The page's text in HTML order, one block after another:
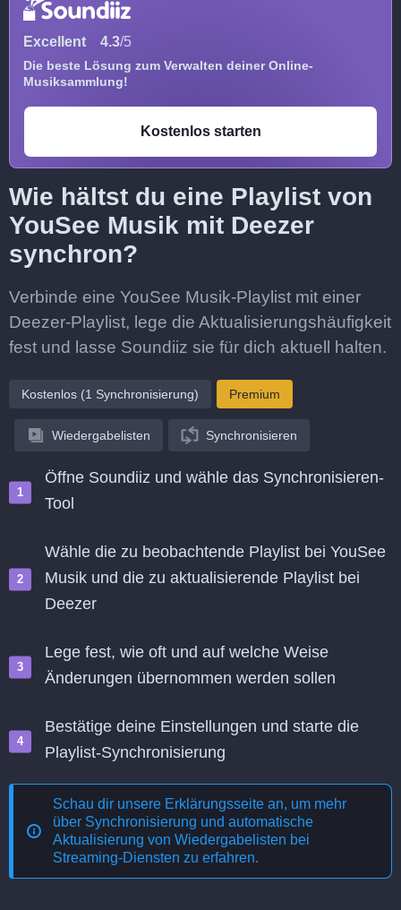
Excellent 4.3/5
Die beste Lösung zum Verwalten deiner Online-
Musiksammlung!
Kostenlos starten
Wie hältst du eine Playlist von
YouSee Musik mit Deezer
synchron?
Verbinde eine YouSee Musik-Playlist mit einer
Deezer-Playlist, lege die Aktualisierungshäufigkeit
fest und lasse Soundiiz sie für dich aktuell halten.
Kostenlos (1 Synchronisierung) Premium
Wiedergabelisten Synchronisieren
Öffne Soundiiz und wähle das Synchronisieren-
Tool
Wähle die zu beobachtende Playlist bei YouSee
Musik und die zu aktualisierende Playlist bei
Deezer
Lege fest, wie oft und auf welche Weise
Änderungen übernommen werden sollen
Bestätige deine Einstellungen und starte die
Playlist-Synchronisierung
Schau dir unsere Erklärungsseite an, um mehr
über Synchronisierung und automatische
Aktualisierung von Wiedergabelisten bei
Streaming-Diensten zu erfahren.